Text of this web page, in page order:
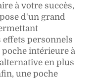
à votre succès,
d'un grand
personnels
poche intérieure à
en plus
une poche